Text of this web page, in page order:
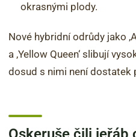
okrasnými plody.
Nové hybridní odrůdy jako
a ‚Yellow Queen‘ slibují
dosud s nimi není dostatek